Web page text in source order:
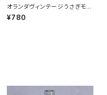
オランダヴィンテージうさぎモチ
ーフプラパーツ30個セットNo6
¥780